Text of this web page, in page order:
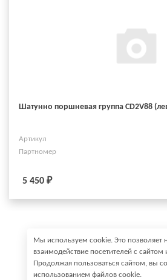
Шатунно поршневая группа CD2V88
Артикул
Партномер
5 450 ₽
Мы используем cookie. Это позволяет
взаимодействие посетителей с сайтом
Продолжая пользоваться сайтом, вы
использованием файлов cookie.